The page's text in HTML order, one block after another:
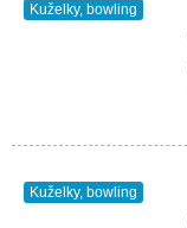
Kuželky, bowling
Kuželky, bowling